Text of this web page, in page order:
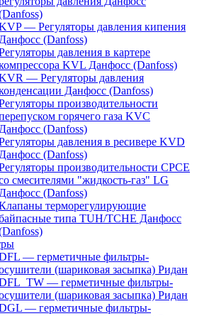
— Регуляторы давления кипения
Данфосс (Danfoss)
давления в картере
KVL Данфосс (Danfoss)
— Регуляторы давления
Данфосс (Danfoss)
производительности
горячего газа KVC
Данфосс (Danfoss)
давления в ресивере KVD
Данфосс (Danfoss)
производительности CPCE
смесителями "жидкость-газ" LG
Данфосс (Danfoss)
терморегулирующие
типа TUH/TCHE Данфосс
— герметичные фильтры-
(шариковая засыпка) Ридан
— герметичные фильтры-
(шариковая засыпка) Ридан
— герметичные фильтры-